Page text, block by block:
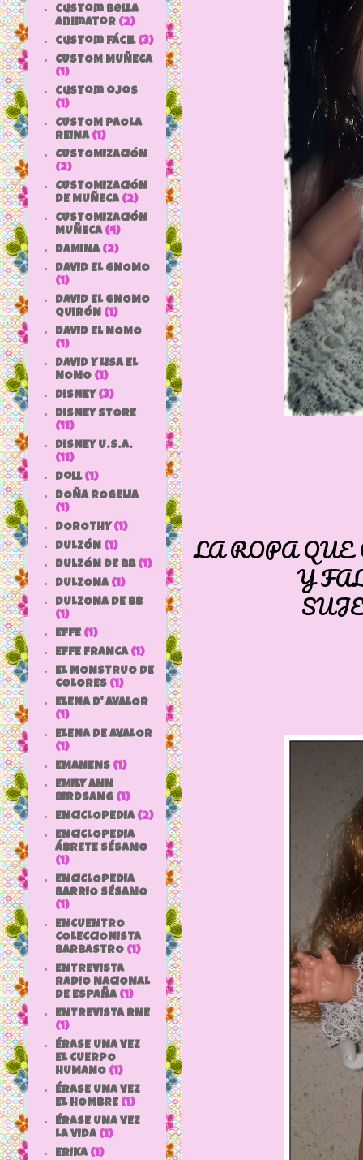
LA ROPA
Y
custom bella
animator (2)
custom fácil (3)
CUSTOM MUÑECA
(1)
custom ojos
(1)
CUSTOM PAOLA
REINA (1)
CUSTOMIZACIÓN
(2)
CUSTOMIZACIÓN
DE MUÑECA (2)
CUSTOMIZACIÓN
MUÑECA (4)
DAMINA (2)
DAVID EL GNOMO
(1)
DAVID EL GNOMO
QUIRÓN (1)
DAVID EL NOMO
(1)
DAVID Y LISA EL
NOMO (1)
DISNEY (3)
DISNEY STORE
(11)
DISNEY U.S.A.
(11)
doll (1)
DOÑA ROGELIA
(1)
DOROTHY (1)
DULZÓN (1)
DULZÓN DE BB (1)
DULZONA (1)
DULZONA DE BB
(1)
EFFE (1)
EFFE FRANCA (1)
EL MONSTRUO DE
COLORES (1)
ELENA D' AVALOR
(1)
ELENA DE AVALOR
(1)
EMANENS (1)
EMILY ANN
BIRDSANG (1)
ENCICLOPEDIA (2)
ENCICLOPEDIA
ÁBRETE SÉSAMO
(1)
ENCICLOPEDIA
BARRIO SÉSAMO
(1)
ENCUENTRO
COLECCIONISTA
BARBASTRO (1)
ENTREVISTA
RADIO NACIONAL
DE ESPAÑA (1)
ENTREVISTA RNE
(1)
ÉRASE UNA VEZ
EL CUERPO
HUMANO (1)
ÉRASE UNA VEZ
EL HOMBRE (1)
ÉRASE UNA VEZ
LA VIDA (1)
ERIKA (1)